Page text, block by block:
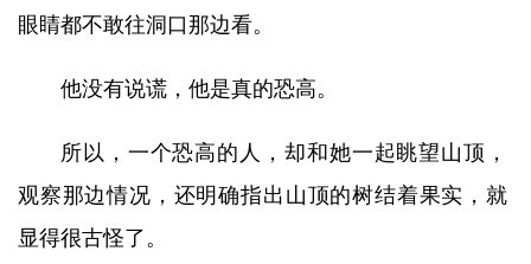
眼睛都不敢往洞口那边看。
他没有说谎，他是真的恐高。
所以，一个恐高的人，却和她一起眺望山顶，
观察那边情况，还明确指出山顶的树结着果实，就
显得很古怪了。